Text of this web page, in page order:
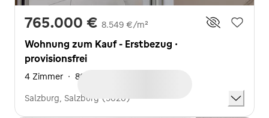
765.000 € 8.549 €/m²
Wohnung zum Kauf - Erstbezug ·
provisionsfrei
4 Zimmer · 86,5 m²
Salzburg, Salzburg (5020)